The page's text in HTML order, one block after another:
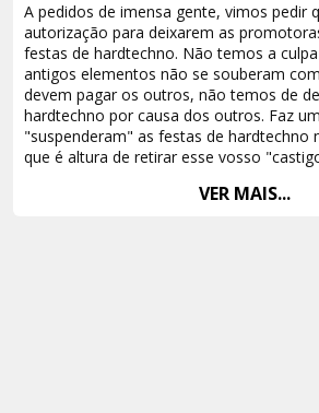
A pedidos de imensa gente, vimos pedir
autorização para deixarem as
festas de hardtechno. Não temos a
antigos elementos não se souberam
devem pagar os outros, não temos de
hardtechno por causa dos outros. Faz
"suspenderam" as festas de hardtechno
que é altura de retirar esse vosso
que todos nós, seja fãs, artistas e
VER MAIS...